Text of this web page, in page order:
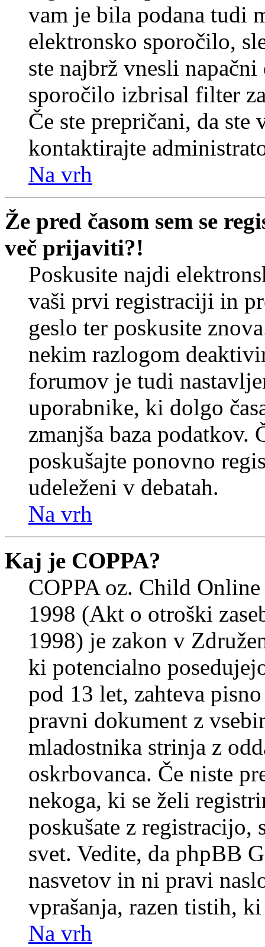
vam je bila podana tudi
elektronsko sporočilo,
ste najbrž vnesli
sporočilo izbrisal filter
Če ste prepričani, da
kontaktirajte
Na vrh
Že pred časom sem se
več prijaviti?!
Poskusite najdi
vaši prvi registraciji in
geslo ter poskusite
nekim razlogom
forumov je tudi
uporabnike, ki dolgo
zmanjša baza podatkov.
poskušajte ponovno
udeleženi v debatah.
Na vrh
Kaj je COPPA?
COPPA oz. Child
1998 (Akt o otroški
1998) je zakon v
ki potencialno
pod 13 let, zahteva
pravni dokument z
mladostnika strinja z
oskrbovanca. Če niste
nekoga, ki se želi
poskušate z registracijo,
svet. Vedite, da phpBB
nasvetov in ni pravi
vprašanja, razen tistih,
Na vrh